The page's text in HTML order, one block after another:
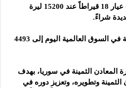
كما استقر سعر غرام الذهب عيار 18 قيراطاً عند 15200 ليرة
في حين انخفض سعر الأونصة في السوق العالمية اليوم إلى 4493
المعادن الثمينة في سوريا، بهدف
وتطويره، وتعزيز ‏دوره في